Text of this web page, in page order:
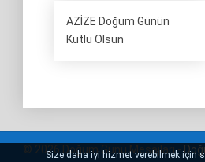
AZİZE Doğum Günün
Kutlu Olsun
© 2026 Doğum Günü Mesajları -
Size daha iyi hizmet verebilmek için